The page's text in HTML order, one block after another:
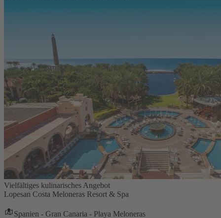
Vielfältiges kulinarisches Angebot
Lopesan Costa Meloneras Resort & Spa
Spanien - Gran Canaria - Playa Meloneras